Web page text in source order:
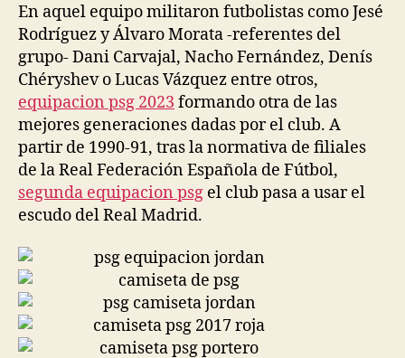
En aquel equipo militaron futbolistas como Jesé
Rodríguez y Álvaro Morata -referentes del
grupo- Dani Carvajal, Nacho Fernández, Denís
Chéryshev o Lucas Vázquez entre otros,
equipacion psg 2023 formando otra de las
mejores generaciones dadas por el club. A
partir de 1990-91, tras la normativa de filiales
de la Real Federación Española de Fútbol,
segunda equipacion psg el club pasa a usar el
escudo del Real Madrid.